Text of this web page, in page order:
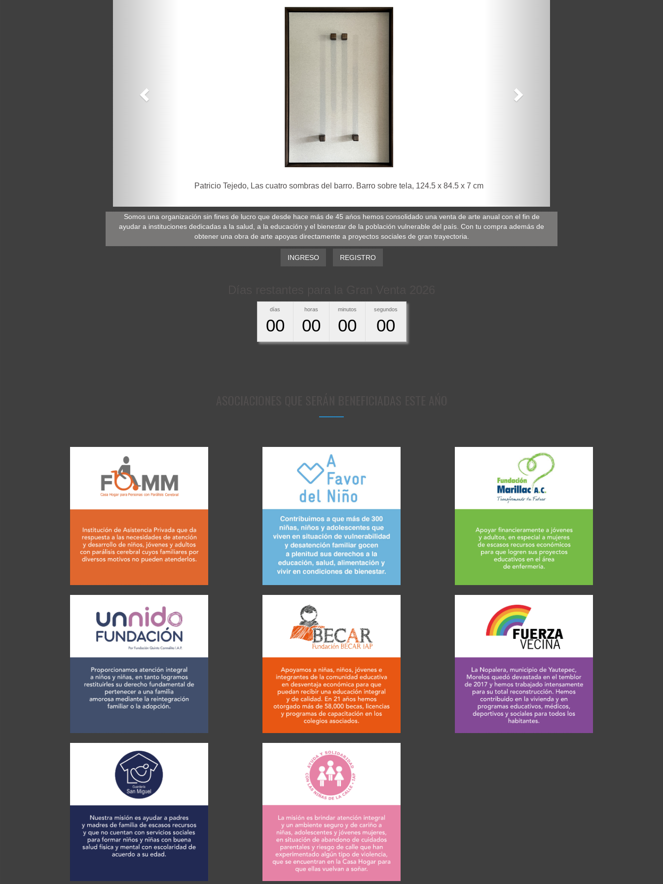
Patricio Tejedo, Las cuatro sombras del barro. Barro sobre tela, 124.5 x 84.5 x 7 cm
Somos una organización sin fines de lucro que desde hace más de 45 ańos hemos consolidado una venta de arte anual con el fin de
ayudar a instituciones dedicadas a la salud, a la educación y el bienestar de la población vulnerable del país. Con tu compra además de
obtener una obra de arte apoyas directamente a proyectos sociales de gran trayectoria.
INGRESO REGISTRO
Días restantes para la Gran Venta 2026
días
00
horas
00
minutos
00
segundos
00
ASOCIACIONES QUE SERÁN BENEFICIADAS ESTE AŃO